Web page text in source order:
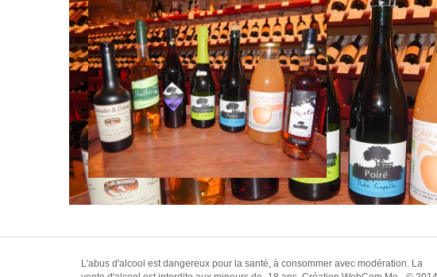
L'abus d'alcool est dangereux pour la santé, à consommer avec modération. La